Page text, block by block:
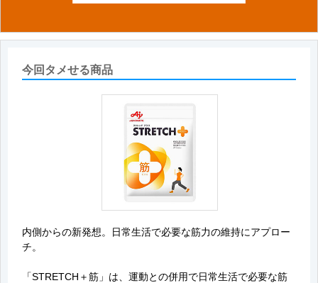
今回タメせる商品
内側からの新発想。日常生活で必要な筋力の維持にアプロー
チ。
「STRETCH＋筋」は、運動との併用で日常生活で必要な筋